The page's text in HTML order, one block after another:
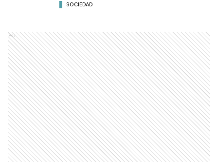
SOCIEDAD
Ads